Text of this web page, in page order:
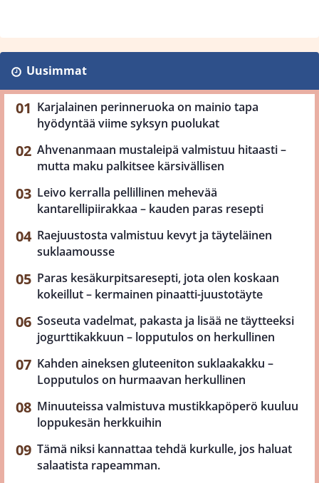
Uusimmat
Karjalainen perinneruoka on mainio tapa
hyödyntää viime syksyn puolukat
Ahvenanmaan mustaleipä valmistuu hitaasti –
mutta maku palkitsee kärsivällisen
Leivo kerralla pellillinen mehevää
kantarellipiirakkaa – kauden paras resepti
Raejuustosta valmistuu kevyt ja täyteläinen
suklaamousse
Paras kesäkurpitsaresepti, jota olen koskaan
kokeillut – kermainen pinaatti-juustotäyte
Soseuta vadelmat, pakasta ja lisää ne täytteeksi
jogurttikakkuun – lopputulos on herkullinen
Kahden aineksen gluteeniton suklaakakku –
Lopputulos on hurmaavan herkullinen
Minuuteissa valmistuva mustikkapöperö kuuluu
loppukesän herkkuihin
Tämä niksi kannattaa tehdä kurkulle, jos haluat
salaatista rapeamman.